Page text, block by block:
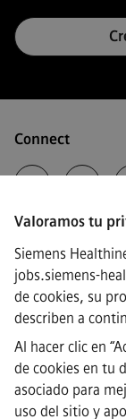
Valoramos tu
Siemens
jobs.siemens-
de cookies, su
describen a
Al hacer clic en
de cookies en tu
asociado para
uso del sitio y
Connect
Siemens